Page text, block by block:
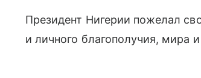
Президент Нигерии пожелал
и личного благополучия, мира